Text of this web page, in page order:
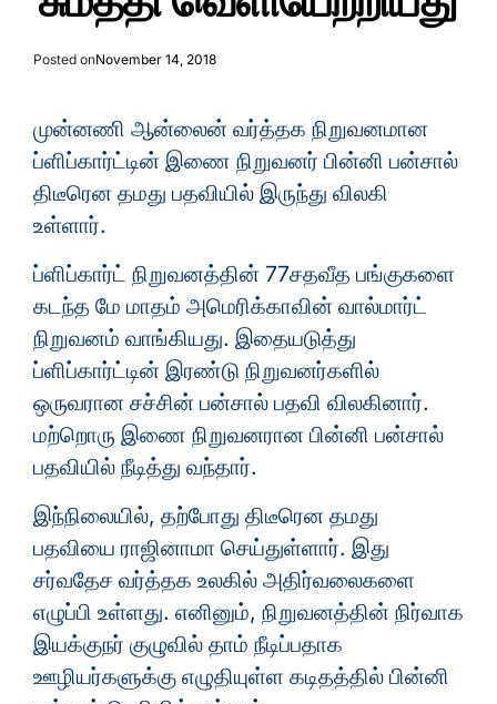
Posted onNovember 14, 2018
முன்னணி ஆன்லைன் வர்த்தக நிறுவனமான
ப்ளிப்கார்ட்டின் இணை நிறுவனர் பின்னி பன்சால்
திடீரென தமது பதவியில் இருந்து விலகி
உள்ளார்.
ப்ளிப்கார்ட் நிறுவனத்தின் 77சதவீத பங்குகளை
கடந்த மே மாதம் அமெரிக்காவின் வால்மார்ட்
நிறுவனம் வாங்கியது. இதையடுத்து
ப்ளிப்கார்ட்டின் இரண்டு நிறுவனர்களில்
ஒருவரான சச்சின் பன்சால் பதவி விலகினார்.
மற்றொரு இணை நிறுவனரான பின்னி பன்சால்
பதவியில் நீடித்து வந்தார்.
இந்நிலையில், தற்போது திடீரென தமது
பதவியை ராஜினாமா செய்துள்ளார். இது
சர்வதேச வர்த்தக உலகில் அதிர்வலைகளை
எழுப்பி உள்ளது. எனினும், நிறுவனத்தின் நிர்வாக
இயக்குநர் குழுவில் தாம் நீடிப்பதாக
ஊழியர்களுக்கு எழுதியுள்ள கடிதத்தில் பின்னி